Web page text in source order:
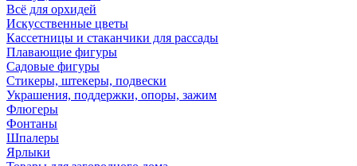
Всё для орхидей
Искусственные цветы
Кассетницы и стаканчики для рассады
Плавающие фигуры
Садовые фигуры
Стикеры, штекеры, подвески
Украшения, поддержки, опоры, зажим
Флюгеры
Фонтаны
Шпалеры
Ярлыки